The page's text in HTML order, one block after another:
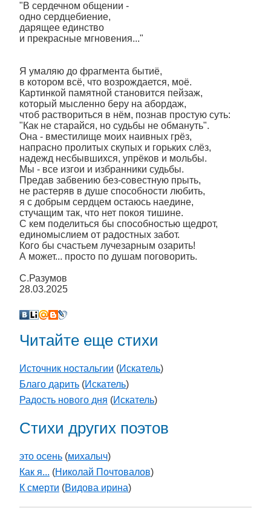
"В сердечном общении -
одно сердцебиение,
дарящее единство
и прекрасные мгновения..."
Я умаляю до фрагмента бытиё,
в котором всё, что возрождается, моё.
Картинкой памятной становится пейзаж,
который мысленно беру на абордаж,
чтоб раствориться в нём, познав простую суть:
"Как не старайся, но судьбы не обмануть".
Она - вместилище моих наивных грёз,
напрасно пролитых скупых и горьких слёз,
надежд несбывшихся, упрёков и мольбы.
Мы - все изгои и избранники судьбы.
Предав забвению без-совестную прыть,
не растеряв в душе способности любить,
я с добрым сердцем остаюсь наедине,
стучащим так, что нет покоя тишине.
С кем поделиться бы способностью щедрот,
единомыслием от радостных забот.
Кого бы счастьем лучезарным озарить!
А может... просто по душам поговорить.
С.Разумов
28.03.2025
Читайте еще стихи
Источник ностальгии (Искатель)
Благо дарить (Искатель)
Радость нового дня (Искатель)
Стихи других поэтов
это осень (михалыч)
Как я... (Николай Почтовалов)
К смерти (Видова ирина)